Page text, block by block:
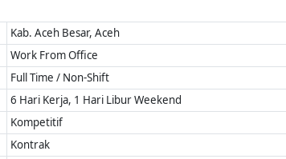
Kab. Aceh Besar, Aceh
Work From Office
Full Time / Non-Shift
6 Hari Kerja, 1 Hari Libur Weekend
Kompetitif
Kontrak